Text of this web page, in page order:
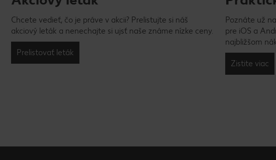
Chcete vedieť, čo je práve v akcii? Prelistujte si náš
akciový leták a nenechajte si ujsť naše známe nízke ceny.
Prelistovať leták
Poznáte už
pre iOS a
najbližšom
Zistite viac